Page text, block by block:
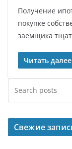
Получение
покупке
заемщика
Читать далее
Свежие